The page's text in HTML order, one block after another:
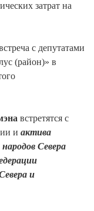
затрат на
с депутатами
(район)» в
встретятся с
и актива
Севера
и